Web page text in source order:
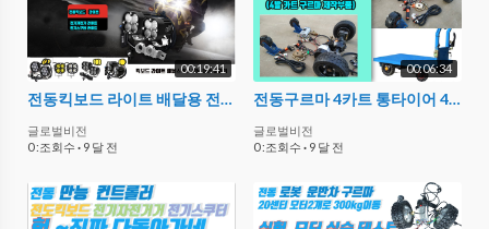
00:19:41
전동킥보드 라이트 배달용 전동스쿠터 전기자전거 라이트 소소한 이야기
글로벌비전
0 :조회수 · 9 달 전
00:06:34
전동구르마 4카트 통타이어 4발 제작용 수레 크기 앞쪽 캐스터식 수리도 하고 제작도할수있는 부품 당진아재
글로벌비전
0 :조회수 · 9 달 전